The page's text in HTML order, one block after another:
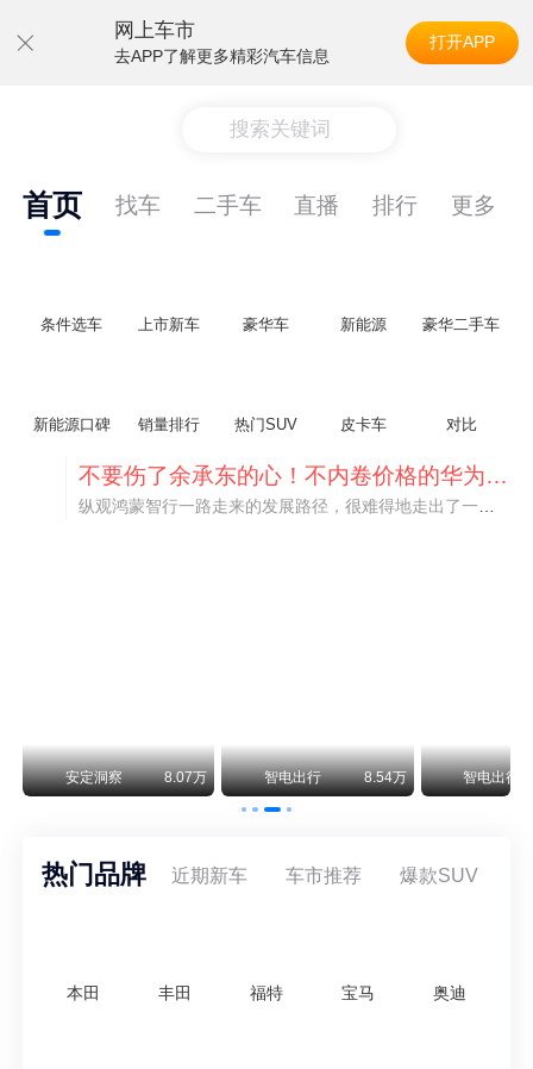
网上车市
去APP了解更多精彩汽车信息
打开APP
搜索关键词
首页 找车 二手车 直播 排行 更多
条件选车 上市新车 豪华车 新能源 豪华二手车
新能源口碑 销量排行 热门SUV 皮卡车 对比
不要伤了余承东的心！不内卷价格的华为，弥足珍贵！
安定洞察 8.07万 智电出行 8.54万 智电出行
热门品牌 近期新车 车市推荐 爆款SUV
本田 丰田 福特 宝马 奥迪